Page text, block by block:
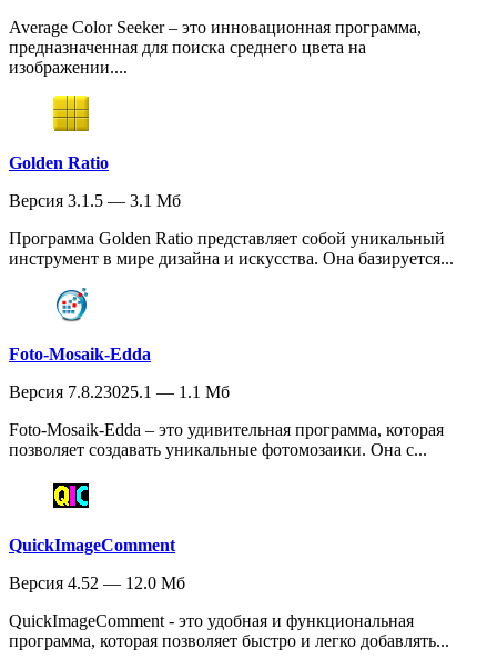
Average Color Seeker – это инновационная программа,
предназначенная для поиска среднего цвета на
изображении....
Golden Ratio
Версия 3.1.5 — 3.1 Мб
Программа Golden Ratio представляет собой уникальный
инструмент в мире дизайна и искусства. Она базируется...
Foto-Mosaik-Edda
Версия 7.8.23025.1 — 1.1 Мб
Foto-Mosaik-Edda – это удивительная программа, которая
позволяет создавать уникальные фотомозаики. Она с...
QuickImageComment
Версия 4.52 — 12.0 Мб
QuickImageComment - это удобная и функциональная
программа, которая позволяет быстро и легко добавлять...